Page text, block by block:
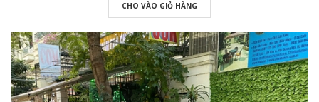
CHO VÀO GIỎ HÀNG